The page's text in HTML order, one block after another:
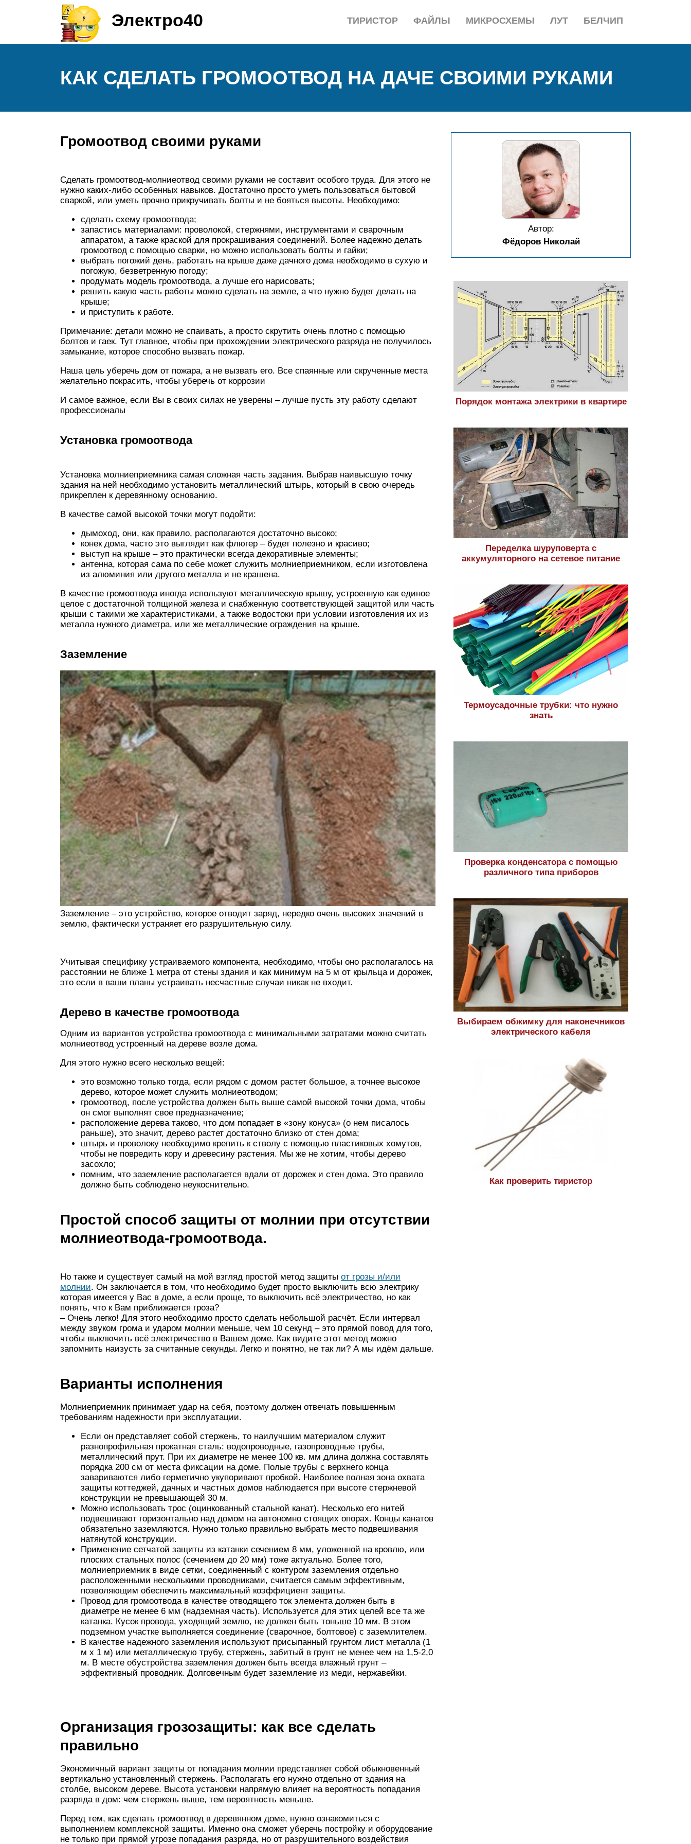
Электро40 БЕЛЧИП
ЛУТ
МИКРОСХЕМЫ
ФАЙЛЫ
ТИРИСТОР
КАК СДЕЛАТЬ ГРОМООТВОД НА ДАЧЕ СВОИМИ РУКАМИ
Громоотвод своими руками
Сделать громоотвод-молниеотвод своими руками не составит особого труда. Для этого не
нужно каких-либо особенных навыков. Достаточно просто уметь пользоваться бытовой
сваркой, или уметь прочно прикручивать болты и не бояться высоты. Необходимо:
сделать схему громоотвода;
запастись материалами: проволокой, стержнями, инструментами и сварочным
аппаратом, а также краской для прокрашивания соединений. Более надежно делать
громоотвод с помощью сварки, но можно использовать болты и гайки;
выбрать погожий день, работать на крыше даже дачного дома необходимо в сухую и
погожую, безветренную погоду;
продумать модель громоотвода, а лучше его нарисовать;
решить какую часть работы можно сделать на земле, а что нужно будет делать на
крыше;
и приступить к работе.
Примечание: детали можно не спаивать, а просто скрутить очень плотно с помощью
болтов и гаек. Тут главное, чтобы при прохождении электрического разряда не получилось
замыкание, которое способно вызвать пожар.
Наша цель уберечь дом от пожара, а не вызвать его. Все спаянные или скрученные места
желательно покрасить, чтобы уберечь от коррозии
И самое важное, если Вы в своих силах не уверены – лучше пусть эту работу сделают
профессионалы
Установка громоотвода
Установка молниеприемника самая сложная часть задания. Выбрав наивысшую точку
здания на ней необходимо установить металлический штырь, который в свою очередь
прикреплен к деревянному основанию.
В качестве самой высокой точки могут подойти:
дымоход, они, как правило, располагаются достаточно высоко;
конек дома, часто это выглядит как флюгер – будет полезно и красиво;
выступ на крыше – это практически всегда декоративные элементы;
антенна, которая сама по себе может служить молниеприемником, если изготовлена
из алюминия или другого металла и не крашена.
В качестве громоотвода иногда используют металлическую крышу, устроенную как единое
целое с достаточной толщиной железа и снабженную соответствующей защитой или часть
крыши с такими же характеристиками, а также водостоки при условии изготовления их из
металла нужного диаметра, или же металлические ограждения на крыше.
Заземление
Заземление – это устройство, которое отводит заряд, нередко очень высоких значений в
землю, фактически устраняет его разрушительную силу.
Учитывая специфику устраиваемого компонента, необходимо, чтобы оно располагалось на
расстоянии не ближе 1 метра от стены здания и как минимум на 5 м от крыльца и дорожек,
это если в ваши планы устраивать несчастные случаи никак не входит.
Дерево в качестве громоотвода
Одним из вариантов устройства громоотвода с минимальными затратами можно считать
молниеотвод устроенный на дереве возле дома.
Для этого нужно всего несколько вещей:
это возможно только тогда, если рядом с домом растет большое, а точнее высокое
дерево, которое может служить молниеотводом;
громоотвод, после устройства должен быть выше самой высокой точки дома, чтобы
он смог выполнят свое предназначение;
расположение дерева таково, что дом попадает в «зону конуса» (о нем писалось
раньше), это значит, дерево растет достаточно близко от стен дома;
штырь и проволоку необходимо крепить к стволу с помощью пластиковых хомутов,
чтобы не повредить кору и древесину растения. Мы же не хотим, чтобы дерево
засохло;
помним, что заземление располагается вдали от дорожек и стен дома. Это правило
должно быть соблюдено неукоснительно.
Простой способ защиты от молнии при отсутствии
молниеотвода-громоотвода.
Но также и существует самый на мой взгляд простой метод защиты от грозы и/или
молнии. Он заключается в том, что необходимо будет просто выключить всю электрику
которая имеется у Вас в доме, а если проще, то выключить всё электричество, но как
понять, что к Вам приближается гроза?
– Очень легко! Для этого необходимо просто сделать небольшой расчёт. Если интервал
между звуком грома и ударом молнии меньше, чем 10 секунд – это прямой повод для того,
чтобы выключить всё электричество в Вашем доме. Как видите этот метод можно
запомнить наизусть за считанные секунды. Легко и понятно, не так ли? А мы идём дальше.
Варианты исполнения
Молниеприемник принимает удар на себя, поэтому должен отвечать повышенным
требованиям надежности при эксплуатации.
Если он представляет собой стержень, то наилучшим материалом служит
разнопрофильная прокатная сталь: водопроводные, газопроводные трубы,
металлический прут. При их диаметре не менее 100 кв. мм длина должна составлять
порядка 200 см от места фиксации на доме. Полые трубы с верхнего конца
завариваются либо герметично укупоривают пробкой. Наиболее полная зона охвата
защиты коттеджей, дачных и частных домов наблюдается при высоте стержневой
конструкции не превышающей 30 м.
Можно использовать трос (оцинкованный стальной канат). Несколько его нитей
подвешивают горизонтально над домом на автономно стоящих опорах. Концы канатов
обязательно заземляются. Нужно только правильно выбрать место подвешивания
натянутой конструкции.
Применение сетчатой защиты из катанки сечением 8 мм, уложенной на кровлю, или
плоских стальных полос (сечением до 20 мм) тоже актуально. Более того,
молниеприемник в виде сетки, соединенный с контуром заземления отдельно
расположенными несколькими проводниками, считается самым эффективным,
позволяющим обеспечить максимальный коэффициент защиты.
Провод для громоотвода в качестве отводящего ток элемента должен быть в
диаметре не менее 6 мм (надземная часть). Используется для этих целей все та же
катанка. Кусок провода, уходящий землю, не должен быть тоньше 10 мм. В этом
подземном участке выполняется соединение (сварочное, болтовое) с заземлителем.
В качестве надежного заземления используют присыпанный грунтом лист металла (1
м х 1 м) или металлическую трубу, стержень, забитый в грунт не менее чем на 1,5-2,0
м. В месте обустройства заземления должен быть всегда влажный грунт –
эффективный проводник. Долговечным будет заземление из меди, нержавейки.
Организация грозозащиты: как все сделать
правильно
Экономичный вариант защиты от попадания молнии представляет собой обыкновенный
вертикально установленный стержень. Располагать его нужно отдельно от здания на
столбе, высоком дереве. Высота установки напрямую влияет на вероятность попадания
разряда в дом: чем стержень выше, тем вероятность меньше.
Перед тем, как сделать громоотвод в деревянном доме, нужно ознакомиться с
выполнением комплексной защиты. Именно она сможет уберечь постройку и оборудование
не только при прямой угрозе попадания разряда, но от разрушительного воздействия
Автор:
Фёдоров Николай
Порядок монтажа электрики в квартире
Переделка шуруповерта с
аккумуляторного на сетевое питание
Термоусадочные трубки: что нужно
знать
Проверка конденсатора с помощью
различного типа приборов
Выбираем обжимку для наконечников
электрического кабеля
Как проверить тиристор